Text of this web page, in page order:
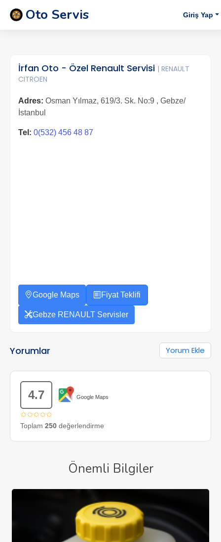
Oto Servis Giriş Yap
İrfan Oto - Özel Renault Servisi | RENAULT
CITROEN
Adres: Osman Yılmaz, 619/3. Sk. No:9 , Gebze/
İstanbul
Tel: 0(532) 456 48 87
Google Maps Fiyat Teklifi
Gebze RENAULT Servisler
Yorumlar Yorum Ekle
4.7 Google Maps
✩✩✩✩✩
Toplam 250 değerlendirme
Önemli Bilgiler